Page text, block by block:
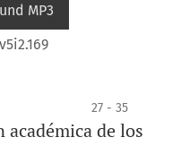
MP3
27 - 35
de los